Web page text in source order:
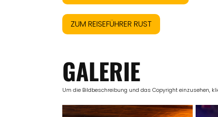
ZUM REISEFÜHRER RUST
GALERIE
Um die Bildbeschreibung und das Copyright einzusehen,